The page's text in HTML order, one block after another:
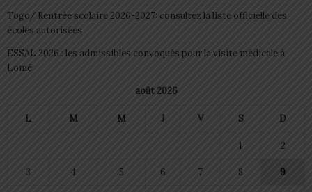
Togo/ Rentrée scolaire 2026-2027: consultez la liste officielle des
écoles autorisées
ESSAL 2026 : les admissibles convoqués pour la visite médicale à
Lomé
août 2026
L M M J V S D
1 2
3 4 5 6 7 8 9